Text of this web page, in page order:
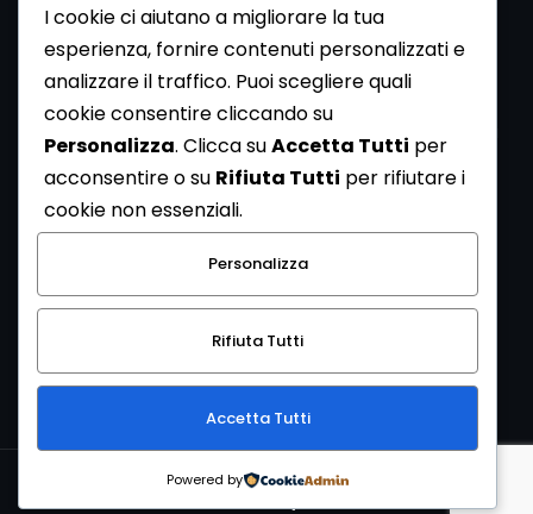
Newsletter
Se vuoi ricevere la Rivista gratuita di archeologia realizzata
dalla Redazione di ArcheoMedia iscriviti alla nostra
Newsletter [Clicca Qui]
Con l'invio del messaggio l'utente dichiara di aver letto
l’informativa sulla privacy e di acconsentire al trattamento
dei propri dati personali.
Copyright © 1999-2026Mediares S.c.PI 07341730013 - [
POLICY]
I cookie ci aiutano a migliorare la tua
esperienza, fornire contenuti personalizzati e
analizzare il traffico. Puoi scegliere quali
cookie consentire cliccando su
Personalizza. Clicca suAccetta Tutti per
acconsentire o su Rifiuta Tutti per rifiutare i
cookie non essenziali.
Personalizza
Rifiuta Tutti
Accetta Tutti
Powered by